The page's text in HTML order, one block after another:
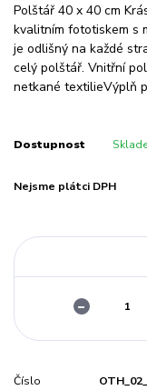
Polštář 40 x 40 cm
kvalitním fototiskem s
je odlišný na každé
celý polštář. Vnitřní
netkané textilieVýplň
Dostupnost
Nejsme plátci DPH
Číslo